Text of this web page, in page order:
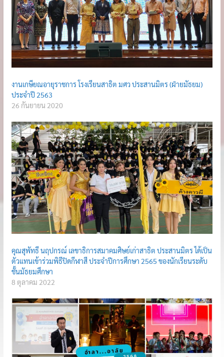
งานเกษียณอายุราชการ โรงเรียนสาธิต มศว ประสานมิตร (ฝ่ายมัธยม)
ประจำปี 2563
26 กันยายน 2020
คุณสุพัทธี นฤปกรณ์ เลขาธิการสมาคมศิษย์เก่าสาธิต ประสานมิตร ได้เป็น
ตัวแทนเข้าร่วมพิธีปิดกีฬาสี ประจำปีการศึกษา 2565 ของนักเรียนระดับ
ชั้นมัธยมศึกษา
8 ตุลาคม 2022